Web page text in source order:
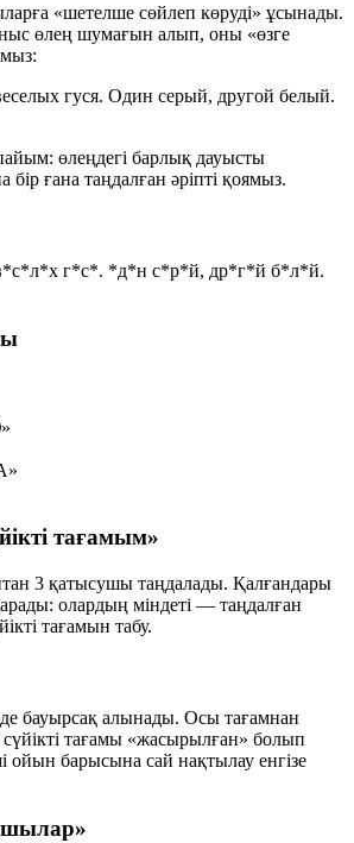
«шетелше сөйлеп көруді» ұсынады.
өлең шумағын алып, оны «өзге
гуся. Один серый, другой белый.
өлеңдегі барлық дауысты
ғана таңдалған әріпті қоямыз.
г*с*. *д*н с*р*й, др*г*й б*л*й.
тағамым»
3 қатысушы таңдалады. Қалғандары
олардың міндеті — таңдалған
тағамын табу.
бауырсақ алынады. Осы тағамнан
тағамы «жасырылған» болып
ойын барысына сай нақтылау енгізе